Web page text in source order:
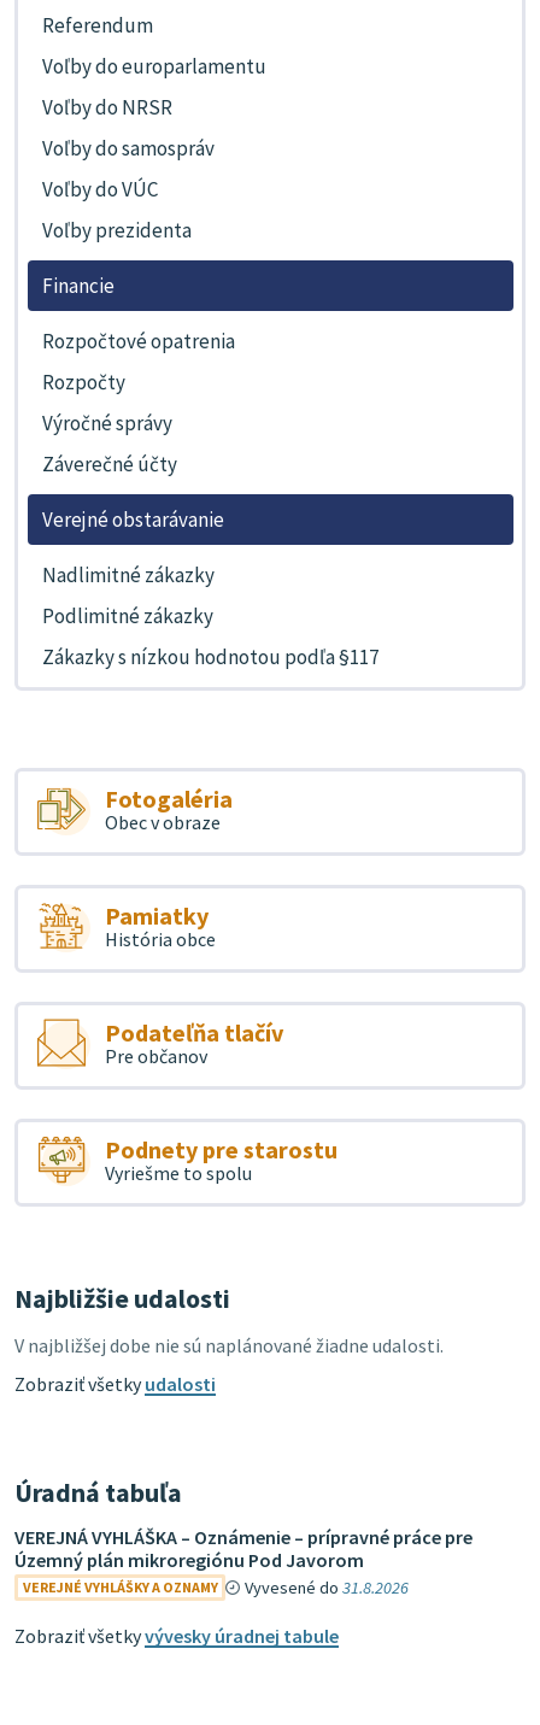
Referendum
Voľby do europarlamentu
Voľby do NRSR
Voľby do samospráv
Voľby do VÚC
Voľby prezidenta
Financie
Rozpočtové opatrenia
Rozpočty
Výročné správy
Záverečné účty
Verejné obstarávanie
Nadlimitné zákazky
Podlimitné zákazky
Zákazky s nízkou hodnotou podľa §117
Fotogaléria
Obec v obraze
Pamiatky
História obce
Podateľňa tlačív
Pre občanov
Podnety pre starostu
Vyriešme to spolu
Najbližšie udalosti
V najbližšej dobe nie sú naplánované žiadne udalosti.
Zobraziť všetkyudalosti
Úradná tabuľa
VEREJNÁ VYHLÁŠKA – Oznámenie – prípravné práce pre
Územný plán mikroregiónu Pod Javorom
VEREJNÉ VYHLÁŠKY A OZNAMY Vyvesené do31.8.2026
Zobraziť všetkyvývesky úradnej tabule